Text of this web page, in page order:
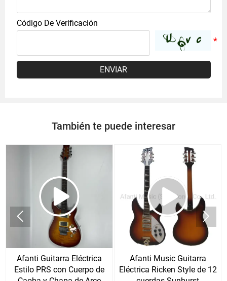
Código De Verificación
ENVIAR
También te puede interesar
Afanti Guitarra Eléctrica
Estilo PRS con Cuerpo de
Afanti Music Guitarra
Eléctrica Ricken Style de 12
 